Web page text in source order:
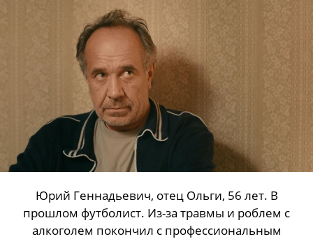
Юрий Геннадьевич, отец Ольги, 56 лет. В
прошлом футболист. Из-за травмы и роблем с
алкоголем покончил с профессиональным